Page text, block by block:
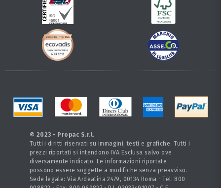
© 2023 - Propac S.r.l.
Tutti i diritti riservati su immagini, testi e grafiche. Tutti i
prezzi riportati si intendono IVA Esclusa salvo ove
diversamente indicato. Le informazioni riportate
possono essere soggette a modifiche senza preavviso.
Sede legale: Via Ardeatina 2479, 00134 Roma - Tel: 800